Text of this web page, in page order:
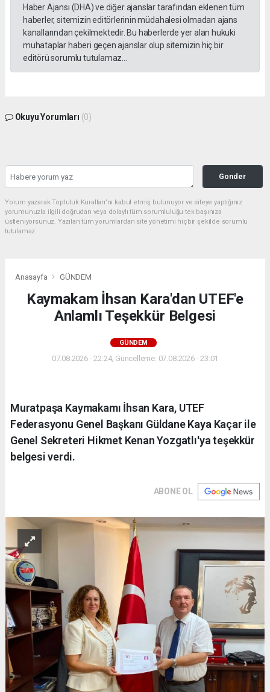
Haber Ajansı (DHA) ve diğer ajanslar tarafından eklenen tüm
haberler, sitemizin editörlerinin müdahalesi olmadan ajans
kanallarından çekilmektedir. Bu haberlerde yer alan hukuki
muhataplar haberi geçen ajanslar olup sitemizin hiç bir
editörü sorumlu tutulamaz...
Okuyu Yorumları (0)
Gonder
Yorum yazarak Topluluk Kuralları’nı kabul etmiş bulunuyor ve siteye yaptığınız
yorumunuzla ilgili doğrudan veya dolaylı tüm sorumluluğu tek başınıza
üstleniyorsunuz. Yazılan tüm yorumlardan site yönetimi hiçbir şekilde sorumlu
tutulamaz.
Anasayfa GÜNDEM
Kaymakam İhsan Kara'dan UTEF'e
Anlamlı Teşekkür Belgesi
GÜNDEM
07.08.2026 - 22:24, Güncelleme: 07.08.2026 - 23:01
Muratpaşa Kaymakamı İhsan Kara, UTEF
Federasyonu Genel Başkanı Güldane Kaya Kaçar ile
Genel Sekreteri Hikmet Kenan Yozgatlı'ya teşekkür
belgesi verdi.
ABONE OL